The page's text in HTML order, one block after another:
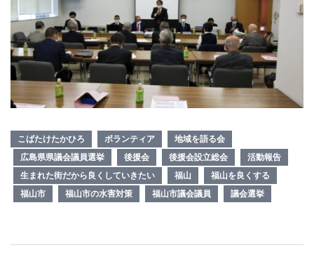
こばたけたかひろ ボランティア
地域を語る会
広島県県議会議員選挙
後援会 後援会設立総会
活動報告
生まれた街だから良くしていきたい
福山
福山を良くする
福山市
福山市の水害対策 福山市議会議員 議会選挙